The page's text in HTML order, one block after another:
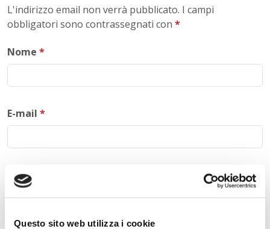
Questo sito web utilizza i cookie
L'indirizzo email non verrà pubblicato. I campi
obbligatori sono contrassegnati con *
Nome *
E-mail *
Commento